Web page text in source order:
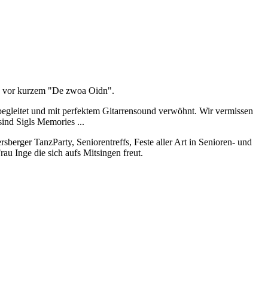
vor kurzem "De zwoa Oidn".
und mit perfektem Gitarrensound verwöhnt. Wir vermissen
Sigls Memories ...
TanzParty, Seniorentreffs, Feste aller Art in Senioren- und
Inge die sich aufs Mitsingen freut.